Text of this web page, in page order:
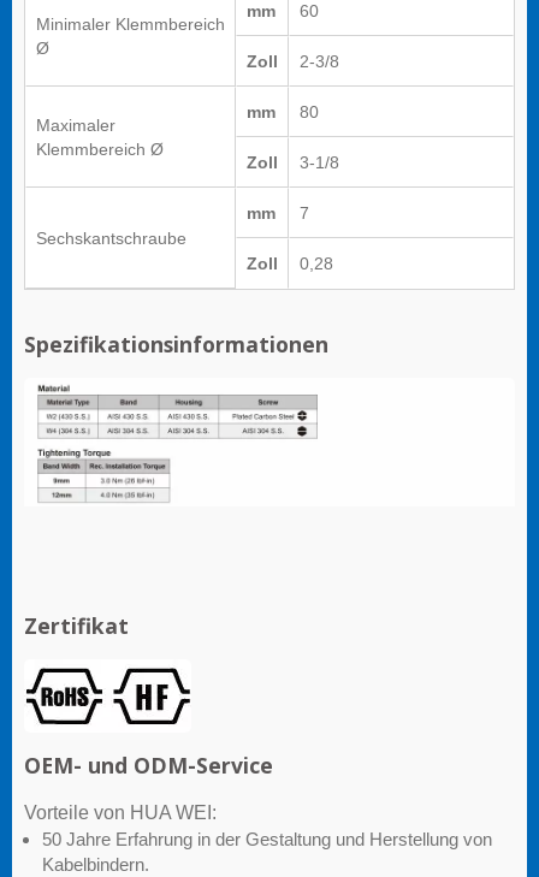
Minimaler Klemmbereich
Ø
mm 60
Zoll 2-3/8
Maximaler
Klemmbereich Ø
mm 80
Zoll 3-1/8
Sechskantschraube
mm 7
Zoll 0,28
Spezifikationsinformationen
Zertifikat
OEM- und ODM-Service
Vorteile von HUA WEI:
50 Jahre Erfahrung in der Gestaltung und Herstellung von
Kabelbindern.